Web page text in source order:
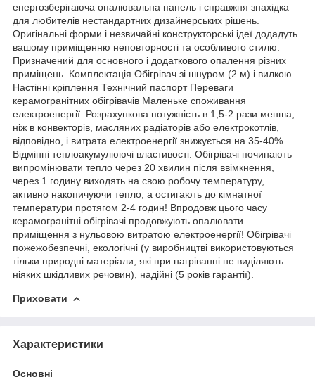
енергозберігаюча опалювальна панель і справжня знахідка
для любителів нестандартних дизайнерських рішень.
Оригінальні форми і незвичайні конструкторські ідеї додадуть
вашому приміщенню неповторності та особливого стилю.
Призначений для основного і додаткового опалення різних
приміщень. Комплектація Обігрівач зі шнуром (2 м) і вилкою
Настінні кріплення Технічний паспорт Переваги
керамогранітних обігрівачів Маленьке споживання
електроенергії. Розрахункова потужність в 1,5-2 рази менша,
ніж в конвекторів, масляних радіаторів або електрокотлів,
відповідно, і витрата електроенергії знижується на 35-40%.
Відмінні теплоакумулюючі властивості. Обігрівачі починають
випромінювати тепло через 20 хвилин після ввімкнення,
через 1 годину виходять на свою робочу температуру,
активно накопичуючи тепло, а остигають до кімнатної
температури протягом 2-4 годин! Впродовж цього часу
керамогранітні обігрівачі продовжують опалювати
приміщення з нульовою витратою електроенергії! Обігрівачі
пожежобезпечні, екологічні (у виробництві використовуються
тільки природні матеріали, які при нагріванні не виділяють
ніяких шкідливих речовин), надійні (5 років гарантії).
Приховати
Характеристики
Основні